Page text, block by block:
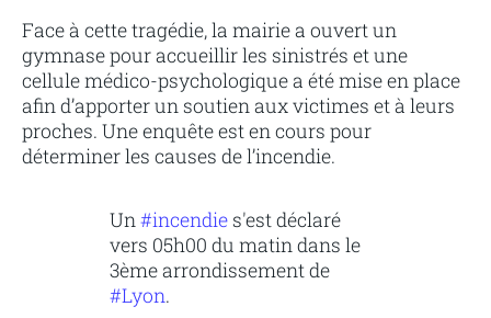
Face à cette tragédie, la mairie a ouvert un
gymnase pour accueillir les sinistrés et une
cellule médico-psychologique a été mise en place
afin d’apporter un soutien aux victimes et à leurs
proches. Une enquête est en cours pour
déterminer les causes de l’incendie.
Un#incendies'est déclaré
vers 05h00 du matin dans le
3ème arrondissement de
#Lyon.